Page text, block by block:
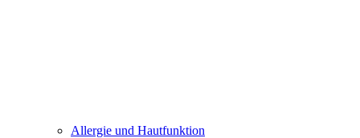
Allergie und Hautfunktion